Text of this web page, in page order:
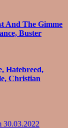
And The Gimme
Buster
Hatebreed,
Christian
30.03.2022